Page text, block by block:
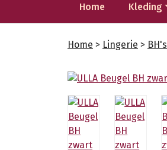
Home Kleding
Home > Lingerie > BH's